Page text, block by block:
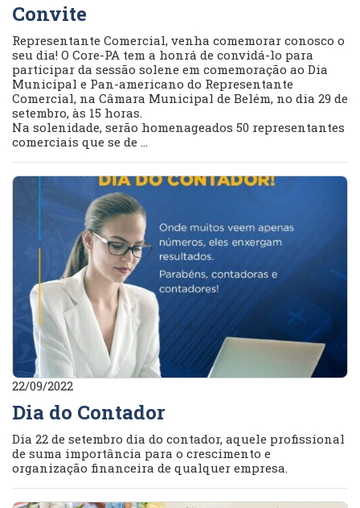
Convite
Representante Comercial, venha comemorar conosco o
seu dia! O Core-PA tem a honrá de convidá-lo para
participar da sessão solene em comemoração ao Dia
Municipal e Pan-americano do Representante
Comercial, na Câmara Municipal de Belém, no dia 29 de
setembro, às 15 horas.
Na solenidade, serão homenageados 50 representantes
comerciais que se de ...
22/09/2022
Dia do Contador
Dia 22 de setembro dia do contador, aquele profissional
de suma importância para o crescimento e
organização financeira de qualquer empresa.